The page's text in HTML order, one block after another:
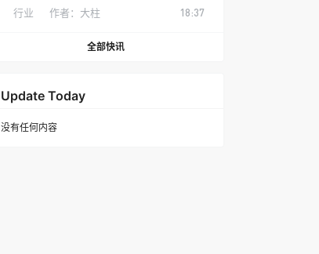
行业 作者： 大柱 18:37
全部快讯
Update Today
没有任何内容